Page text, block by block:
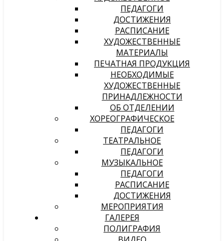
ПЕДАГОГИ
ДОСТИЖЕНИЯ
РАСПИСАНИЕ
ХУДОЖЕСТВЕННЫЕ
МАТЕРИАЛЫ
ПЕЧАТНАЯ ПРОДУКЦИЯ
НЕОБХОДИМЫЕ
ХУДОЖЕСТВЕННЫЕ
ПРИНАДЛЕЖНОСТИ
ОБ ОТДЕЛЕНИИ
ХОРЕОГРАФИЧЕСКОЕ
ПЕДАГОГИ
ТЕАТРАЛЬНОЕ
ПЕДАГОГИ
МУЗЫКАЛЬНОЕ
ПЕДАГОГИ
РАСПИСАНИЕ
ДОСТИЖЕНИЯ
МЕРОПРИЯТИЯ
ГАЛЕРЕЯ
ПОЛИГРАФИЯ